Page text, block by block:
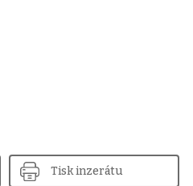
Tisk inzerátu